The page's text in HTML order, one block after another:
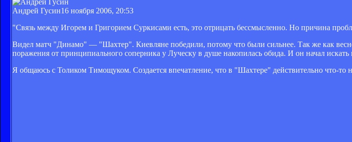
Андрей Гусин16 ноября 2006, 20:53
"Связь между Игорем и Григорием Суркисами есть, это отрицать бессмысленно. Но причина
Видел матч "Динамо" — "Шахтер". Киевляне победили, потому что были сильнее. Так же как
поражения от принципиального соперника у Луческу в душе накопилась обида. И он начал
Я общаюсь с Толиком Тимощуком. Создается впечатление, что в "Шахтере" действительно что-то